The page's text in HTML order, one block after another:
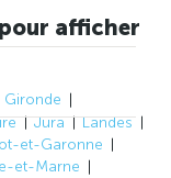
afficher
Gironde
Jura
Landes
et-Garonne
et-Marne